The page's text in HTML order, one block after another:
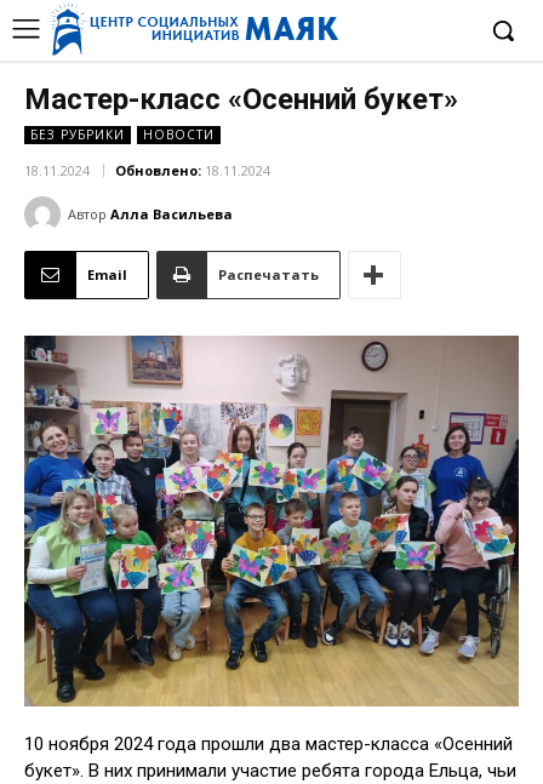
Мастер-класс «Осенний букет»
БЕЗ РУБРИКИ НОВОСТИ
18.11.2024 Обновлено: 18.11.2024
Автор Алла Васильева
Email Распечатать
10 ноября 2024 года прошли два мастер-класса «Осенний
букет». В них принимали участие ребята города Ельца, чьи